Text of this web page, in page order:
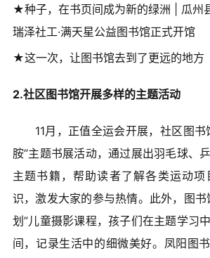
★种子，在书页间成为新的绿洲 | 瓜州
瑞泽社工·满天星公益图书馆正式开馆
★这一次，让图书馆去到了更远的地方
2.社区图书馆开展多样的主题活动
11月，正值全运会开展，社区图书
胺”主题书展活动，通过展出羽毛球、
主题书籍，帮助读者了解各类运动项
识，激发大家的参与热情。此外，图书
划”儿童摄影课程，孩子们在主题学习
间，记录生活中的细微美好。凤阳图